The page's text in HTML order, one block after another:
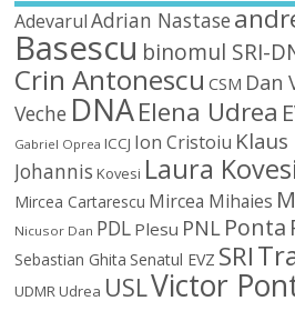
Adevarul Adrian Nastase
Basescu binomul SRI-
Crin Antonescu CSM Dan
Veche DNAElena Udrea
Gabriel Oprea ICCJ Ion Cristoiu
Johannis Kovesi Laura Kovesi
Mircea Cartarescu Mircea Mihaies
Nicusor Dan PDL Plesu PNL Ponta
Sebastian Ghita Senatul EVZ SRI
UDMRUdrea USLVictor